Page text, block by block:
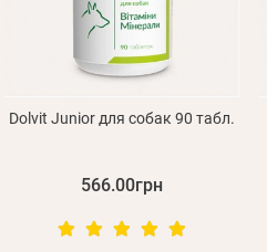
Dolvit Junior для собак 90 табл.
566.00грн